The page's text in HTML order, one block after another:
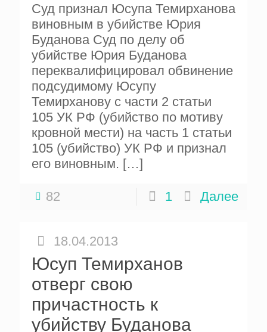
Суд признал Юсупа Темирханова
виновным в убийстве Юрия
Буданова Суд по делу об
убийстве Юрия Буданова
переквалифицировал обвинение
подсудимому Юсупу
Темирханову с части 2 статьи
105 УК РФ (убийство по мотиву
кровной мести) на часть 1 статьи
105 (убийство) УК РФ и признал
его виновным. […]
82 1 Далее
18.04.2013
Юсуп Темирханов
отверг свою
причастность к
убийству Буданова